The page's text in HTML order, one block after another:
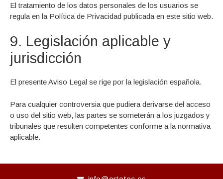
El tratamiento de los datos personales de los usuarios se
regula en la Política de Privacidad publicada en este sitio web.
9. Legislación aplicable y
jurisdicción
El presente Aviso Legal se rige por la legislación española.
Para cualquier controversia que pudiera derivarse del acceso
o uso del sitio web, las partes se someterán a los juzgados y
tribunales que resulten competentes conforme a la normativa
aplicable.